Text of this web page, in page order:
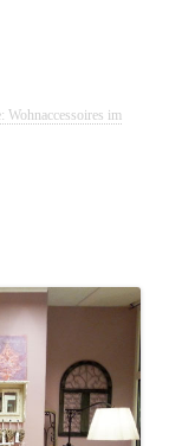
Wohnaccessoires im